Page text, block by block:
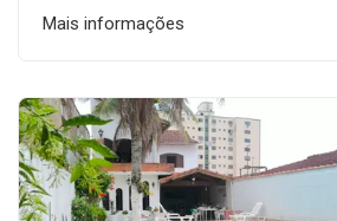
Mais informações